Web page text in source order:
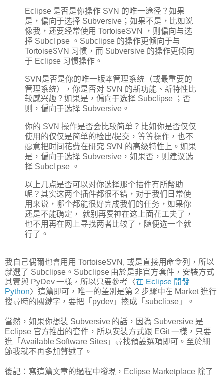
Eclipse 是否是你操作 SVN 的唯一途径？如果
是，偏向于选择 Subversive；如果不是，比如说
像我，还要经常使用 TortoiseSVN ，则偏向与选
择 Subclipse 。Subclipse 的操作更倾向于与
TortoiseSVN 习惯，而 Subversive 的操作更倾向
于 Eclipse 习惯操作。
SVN是否是你的唯一版本管理系统（或最重要的
管理系统），你是否对 SVN 的新功能、新特性比
较感兴趣？如果是，偏向于选择 Subclipse ；否
则，偏向于选择 Subversive。
你的 SVN 操作是否会比较简单？比如你是否仅仅
使用的仅仅是简单的检出/提交，等等操作，也不
愿意把时间花费在研究 SVN 的高级特性上。如果
是，偏向于选择 Subversive，如果否，则建议选
择 Subclipse 。
以上几点是否可以对你选择那个插件有所帮助
呢？其实这两个插件都很不错，对于我们日常使
用来说，哪个都能很好完成我们的任务，如果你
还是不能确定， 就别再费神在这上面花工夫了，
也不用再在网上寻找两者比较了，随便选一个就
行了。
我自己偶爾也會用用 TortoiseSVN, 或是直接用命令列，所以
就選了 Subclipse。Subclipse 由於是非官方套件，安裝方式
其實與 PyDev 一樣，所以只要參考〈在 Eclipse 開發
Python〉這篇即可，唯一的差別是第 2 步驟中在 Market 進行
搜尋時的關鍵字，要把「pydev」換成「subclipse」。
當然，如果你想裝 Subversive 的話，因為 Subversive 是
Eclipse 官方推出的套件，所以安裝方式跟 EGit 一樣，只要
進「Available Software Sites」尋找預設選項即可。至於細
節我就不再多加贅述了。
後記：寫這篇文章的過程中發現，Eclipse Marketplace 除了